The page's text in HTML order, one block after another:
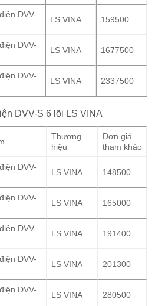
DVV-
LS VINA 159500
DVV-
LS VINA 1677500
DVV-
LS VINA 2337500
DVV-S 6 lõi LS VINA
Thương
hiệu
Đơn giá
tham khảo
DVV-
LS VINA 148500
DVV-
LS VINA 165000
DVV-
LS VINA 191400
DVV-
LS VINA 201300
DVV-
LS VINA 280500